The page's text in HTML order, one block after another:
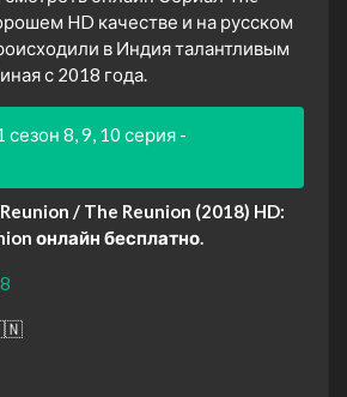
HD качестве и на русском
в Индия талантливым
с 2018 года.
8, 9, 10 серия -
/ The Reunion (2018) HD:
онлайн бесплатно.